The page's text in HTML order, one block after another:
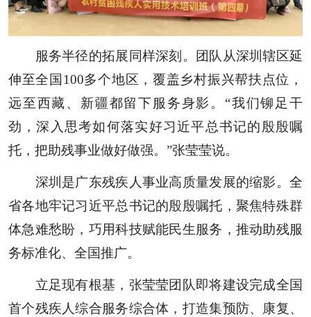
服务半径的拓展同样深刻。团队从深圳辖区延
伸至全国100多个地区，覆盖乡村振兴帮扶点位，
远至西藏、新疆都留下服务身影。“我们铆足干
劲，深入思考如何落实好习近平总书记的殷殷嘱
托，把助残事业做好做强。”张莹莹说。
深圳是广东残疾人事业高质量发展的缩影。全
省各地牢记习近平总书记的殷殷嘱托，聚焦特殊群
体急难愁盼，巧用科技赋能民生服务，推动助残服
务标准化、全国推广。
立足现有根基，张莹莹团队即将建设完成全国
首个残疾人综合服务综合体，打造集预防、康复、